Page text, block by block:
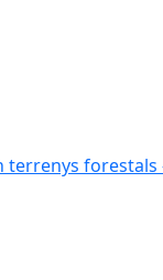
forestals